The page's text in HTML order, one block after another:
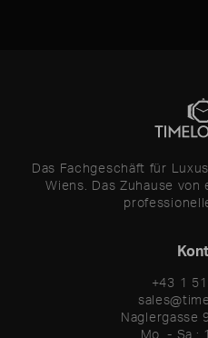
Das Fachgeschäft für
Wiens. Das Zuhause
+43 1
Naglergasse
Mo. - Sa.: